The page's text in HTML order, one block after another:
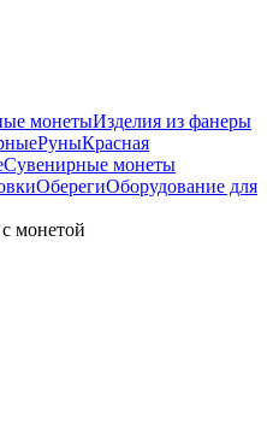
монетыИзделия из фанеры
РуныКрасная
Сувенирные монеты
ОберегиОборудование для
монетой